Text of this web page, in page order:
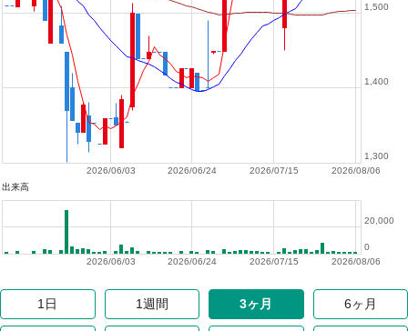
2026/08/06
2026/07/15
2026/06/24
2026/06/03
1,300
1,400
1,500
出来高
2026/08/06
2026/07/15
2026/06/24
2026/06/03
0
20,000
1日 1週間 3ヶ月 6ヶ月